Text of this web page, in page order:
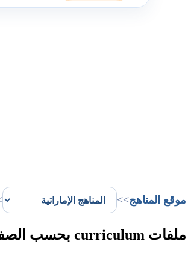
موقع المناهج>>
ملفات curriculum بحسب الصف الثامن الفصل الثالث في الإمارات